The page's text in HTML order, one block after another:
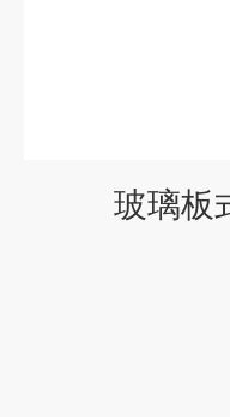
玻璃板